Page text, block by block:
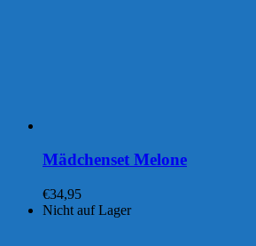
Mädchenset Melone
€34,95
Nicht auf Lager